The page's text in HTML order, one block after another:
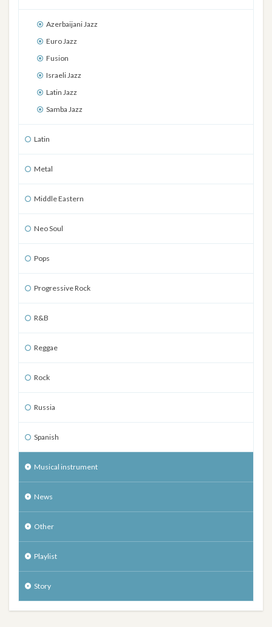
Azerbaijani Jazz
Euro Jazz
Fusion
Israeli Jazz
Latin Jazz
Samba Jazz
Latin
Metal
Middle Eastern
Neo Soul
Pops
Progressive Rock
R&B
Reggae
Rock
Russia
Spanish
Musical instrument
News
Other
Playlist
Story